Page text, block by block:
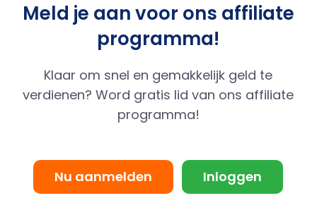
Meld je aan voor ons affiliate
programma!
Klaar om snel en gemakkelijk geld te
verdienen? Word gratis lid van ons affiliate
programma!
Nu aanmelden Inloggen